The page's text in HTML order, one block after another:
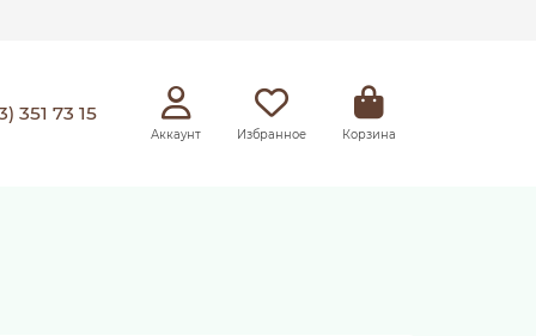
351 73 15
Аккаунт Избранное Корзина